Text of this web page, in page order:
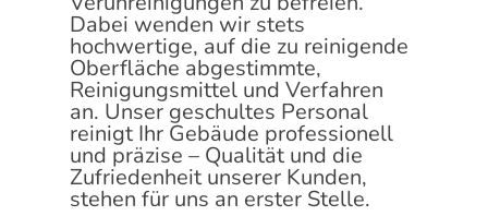
Dabei wenden wir stets
hochwertige, auf die zu reinigende
Oberfläche abgestimmte,
Reinigungsmittel und Verfahren
an. Unser geschultes Personal
reinigt Ihr Gebäude professionell
und präzise – Qualität und die
Zufriedenheit unserer Kunden,
stehen für uns an erster Stelle.